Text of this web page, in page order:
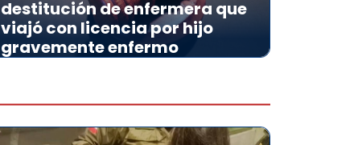
destitución de enfermera que
viajó con licencia por hijo
gravemente enfermo